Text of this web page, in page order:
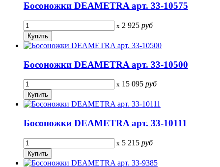
Босоножки DEAMETRA арт. 33-10575
x 2 925 руб
Босоножки DEAMETRA арт. 33-10500
x 15 095 руб
Босоножки DEAMETRA арт. 33-10111
x 5 215 руб